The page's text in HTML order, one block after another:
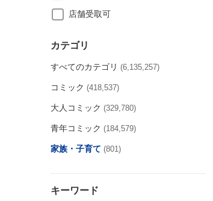
店舗受取可
カテゴリ
すべてのカテゴリ (6,135,257)
コミック (418,537)
大人コミック (329,780)
青年コミック (184,579)
家族・子育て (801)
キーワード